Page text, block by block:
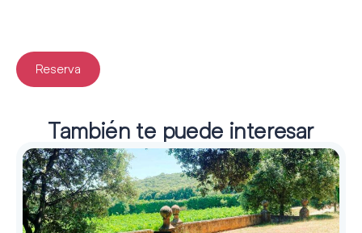
Reserva
También te puede interesar